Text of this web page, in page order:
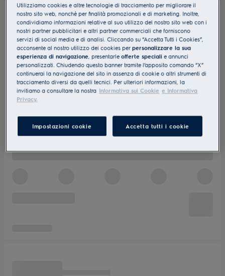
Utilizziamo cookies e altre tecnologie di tracciamento per migliorare il
nostro sito web, nonchè per finalità promozionali e di marketing. Inoltre,
condividiamo informazioni relative al suo utilizzo del nostro sito web con i
nostri partner pubblicitari e altri partner commerciali che forniscono
servizi di social media e di analisi. Cliccando su “Accetta Tutti i Cookies”,
acconsente al nostro utilizzo dei cookies perpersonalizzare la sua
esperienza di navigazione , presentarleofferte speciali e annunci
personalizzati. Chiudendo questo banner tramite l’apposito comando “X”
continuerai la navigazione del sito in assenza di cookie o altri strumenti di
tracciamento diversi da quelli tecnici. Per ulteriori informazioni, la
invitiamo a consultare la nostra Informativa sui Cookie e Informativa
Privacy.
Impostazioni cookie Accetta tutti i cookie